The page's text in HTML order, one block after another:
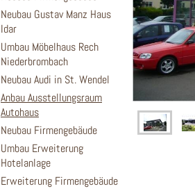
Neubau Gustav Manz Haus
Idar
Umbau Möbelhaus Rech
Niederbrombach
Neubau Audi in St. Wendel
Anbau Ausstellungsraum
Autohaus
Neubau Firmengebäude
Umbau Erweiterung
Hotelanlage
Erweiterung Firmengebäude